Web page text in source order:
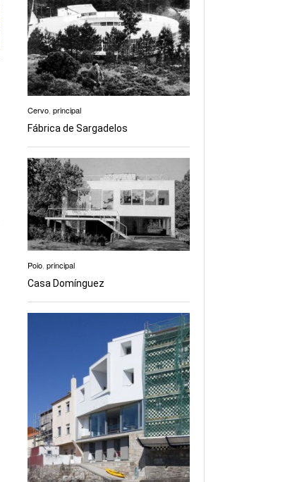
Cervo principal
Fábrica de Sargadelos
Poio principal
Casa Domínguez